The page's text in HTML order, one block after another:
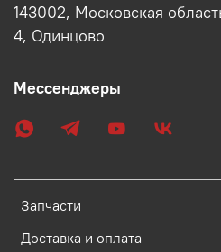
Запчасти
Доставка и оплата
143002, Московская
4, Одинцово
Мессенджеры